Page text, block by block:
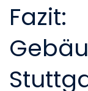
Fazit: